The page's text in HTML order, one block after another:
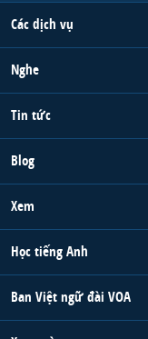
Các dịch vụ
Nghe
Tin tức
Blog
Xem
Học tiếng Anh
Ban Việt ngữ đài VOA